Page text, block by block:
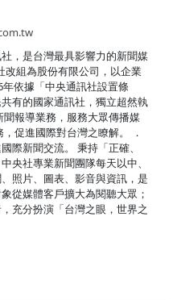
，是台灣最具影響力的新聞媒
改組為股份有限公司，以企業
依據「中央通訊社設置條
有的國家通訊社，獨立超然執
報導業務，服務大眾傳播媒
促進國際對台灣之瞭解。 ．
際新聞交流。 秉持「正確、
央社專業新聞團隊每天以中、
照片、圖表、影音與資訊，是
從媒體客戶擴大為閱聽大眾；
充分扮演「台灣之眼，世界之